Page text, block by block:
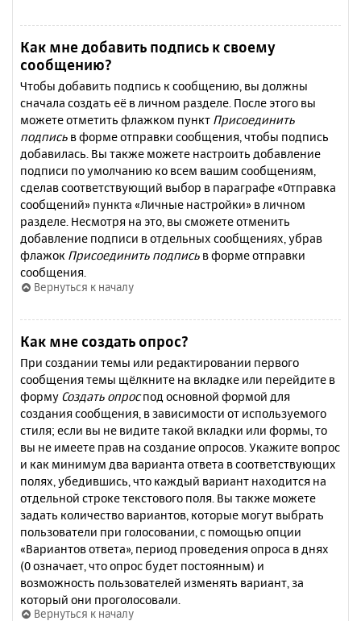
Как мне добавить подпись к своему
сообщению?
Чтобы добавить подпись к сообщению, вы должны
сначала создать её в личном разделе. После этого вы
можете отметить флажком пункт Присоединить
подпись в форме отправки сообщения, чтобы подпись
добавилась. Вы также можете настроить добавление
подписи по умолчанию ко всем вашим сообщениям,
сделав соответствующий выбор в параграфе «Отправка
сообщений» пункта «Личные настройки» в личном
разделе. Несмотря на это, вы сможете отменить
добавление подписи в отдельных сообщениях, убрав
флажок Присоединить подпись в форме отправки
сообщения.
Вернуться к началу
Как мне создать опрос?
При создании темы или редактировании первого
сообщения темы щёлкните на вкладке или перейдите в
форму Создать опроспод основной формой для
создания сообщения, в зависимости от используемого
стиля; если вы не видите такой вкладки или формы, то
вы не имеете прав на создание опросов. Укажите вопрос
и как минимум два варианта ответа в соответствующих
полях, убедившись, что каждый вариант находится на
отдельной строке текстового поля. Вы также можете
задать количество вариантов, которые могут выбрать
пользователи при голосовании, с помощью опции
«Вариантов ответа», период проведения опроса в днях
(0 означает, что опрос будет постоянным) и
возможность пользователей изменять вариант, за
который они проголосовали.
Вернуться к началу